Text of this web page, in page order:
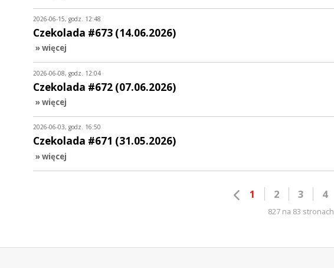
2026-06-15, godz. 12:48
Czekolada #673 (14.06.2026)
» więcej
2026-06-08, godz. 12:04
Czekolada #672 (07.06.2026)
» więcej
2026-06-03, godz. 16:50
Czekolada #671 (31.05.2026)
» więcej
1 2 3 4
827 na 83 stronach